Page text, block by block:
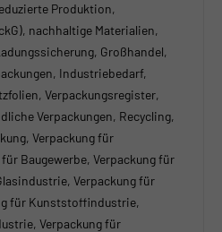
Produktion,
nachhaltige Materialien,
Großhandel,
Industriebedarf,
Verpackungsregister,
Verpackungen, Recycling,
Verpackung für
Baugewerbe, Verpackung für
Verpackung für
für Kunststoffindustrie,
Verpackung für